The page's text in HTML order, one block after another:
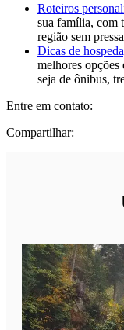
Roteiros
sua família, com
região sem
Dicas de
melhores opções
seja de ônibus,
Entre em contato:
Compartilhar: